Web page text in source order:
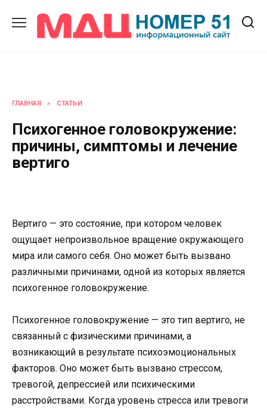
содержанию
ГЛАВНАЯ » СТАТЬИ
Психогенное головокружение:
причины, симптомы и лечение
вертиго
Вертиго — это состояние, при котором человек
ощущает непроизвольное вращение окружающего
мира или самого себя. Оно может быть вызвано
различными причинами, одной из которых является
психогенное головокружение.
Психогенное головокружение — это тип вертиго, не
связанный с физическими причинами, а
возникающий в результате психоэмоциональных
факторов. Оно может быть вызвано стрессом,
тревогой, депрессией или психическими
расстройствами. Когда уровень стресса или тревоги